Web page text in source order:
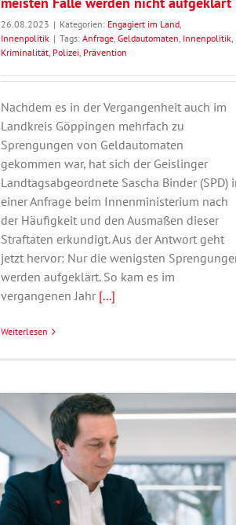
26.08.2023 | Kategorien: Engagiert im Land,
Innenpolitik | Tags: Anfrage, Geldautomaten, Innenpolitik,
Kriminalität, Polizei, Prävention
Nachdem es in der Vergangenheit auch im
Landkreis Göppingen mehrfach zu
Sprengungen von Geldautomaten
gekommen war, hat sich der Geislinger
Landtagsabgeordnete Sascha Binder (SPD)
einer Anfrage beim Innenministerium nach
der Häufigkeit und den Ausmaßen dieser
Straftaten erkundigt. Aus der Antwort geht
jetzt hervor: Nur die wenigsten
werden aufgeklärt. So kam es im
vergangenen Jahr [...]
Weiterlesen
Gewalt gegen Polizei und Rettungskräfte:
Binder hakt nach